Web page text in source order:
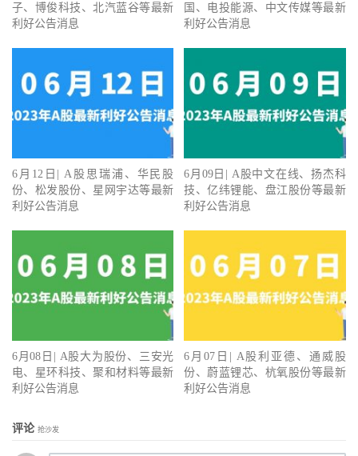
子、博俊科技、北汽蓝谷等最新
利好公告消息
国、电投能源、中文传媒等最新
利好公告消息
6月12日| A股思瑞浦、华民股
份、松发股份、星网宇达等最新
利好公告消息
6月09日| A股中文在线、扬杰科
技、亿纬锂能、盘江股份等最新
利好公告消息
6月08日| A股大为股份、三安光
电、星环科技、聚和材料等最新
利好公告消息
6月07日| A股利亚德、通威股
份、蔚蓝锂芯、杭氧股份等最新
利好公告消息
评论 抢沙发